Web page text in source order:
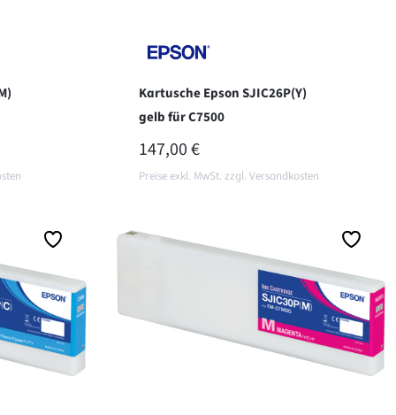
Kartusche Epson SJIC26P(Y)
gelb für C7500
REGULÄRER PREIS:
147,00 €
Preise exkl. MwSt. zzgl. Versandkosten
In den Warenkorb